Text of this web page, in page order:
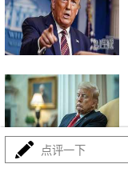
点评一下